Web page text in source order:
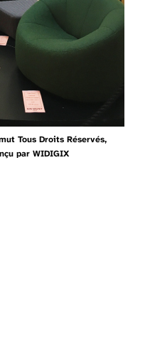
Tous Droits Réservés,
par WIDIGIX